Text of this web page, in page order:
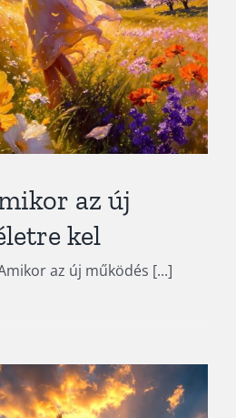
az új
kel
az új működés [...]
Le lehet tenni
Blog